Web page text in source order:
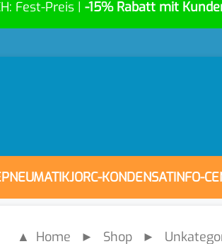
Fest-Preis | -15% Rabatt mit
PNEUMATIKJORC-KONDENSATINFO-
▲ Home ► Shop ►